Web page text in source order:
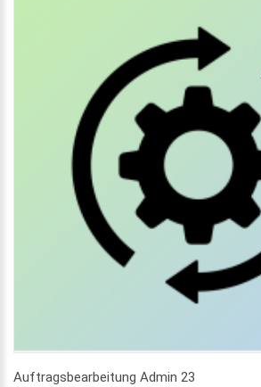
Auftragsbearbeitung Admin 23